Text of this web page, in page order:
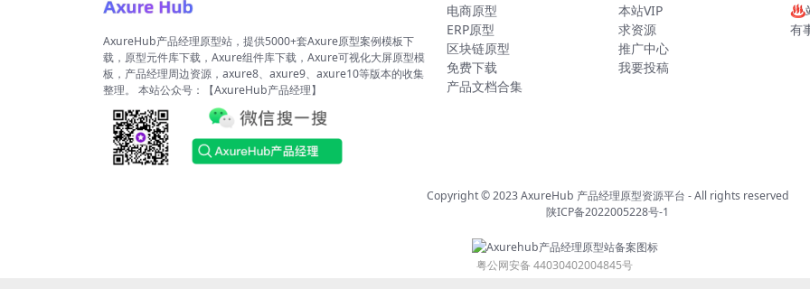
AxureHub产品经理原型站，提供5000+套Axure原型案例模板下
载，原型元件库下载，Axure组件库下载，Axure可视化大屏原型模
板，产品经理周边资源，axure8、axure9、axure10等版本的收集
整理。 本站公众号：【AxureHub产品经理】
电商原型
ERP原型
区块链原型
免费下载
产品文档合集
本站VIP
求资源
推广中心
我要投稿
♨️
有
Copyright © 2023AxureHub 产品经理原型资源平台 - All rights reserved
陕ICP备2022005228号-1
粤公网安备 44030402004845号